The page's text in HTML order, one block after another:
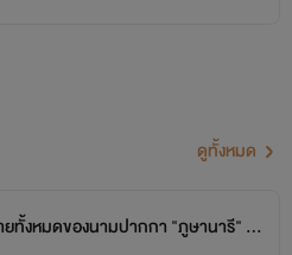
า มีความมโนสูง ถ้ารักก็กดอ่านกันเยอะๆนะ มว๊วฟๆ
ดูทั้งหมด
ทั้งหมดของนามปากกา "ภูษานารี" แล